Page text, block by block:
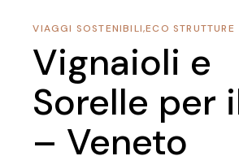
ECO STRUTTURE
,
VIAGGI SOSTENIBILI
Vignaioli e
Sorelle per
– Veneto